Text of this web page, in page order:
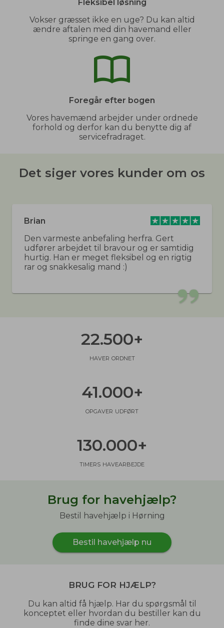
Fleksibel løsning
Vokser græsset ikke en uge? Du kan altid
ændre aftalen med din havemand eller
springe en gang over.
Foregår efter bogen
Vores havemænd arbejder under ordnede
forhold og derfor kan du benytte dig af
servicefradraget.
Det siger vores kunder om os
Brian
Den varmeste anbefaling herfra. Gert
udfører arbejdet til bravour og er samtidig
hurtig. Han er meget fleksibel og en rigtig
rar og snakkesalig mand :)
haver ordnet
22.500+
opgaver udført
41.000+
timers havearbejde
130.000+
Brug for havehjælp?
Bestil havehjælp i Hørning
Bestil havehjælp nu
Brug for hjælp?
Du kan altid få hjælp. Har du spørgsmål til
konceptet eller hvordan du bestiller kan du
finde dine svar her.